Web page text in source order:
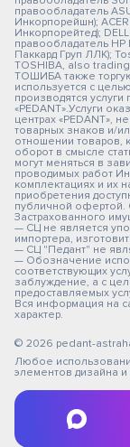
правообладатель
Инкорпорейшн);
Инкорпорейтед);
правообладатель
Паккард Груп ЛЛК);
TOSHIBA, also
ТОШИБА также
используется с
производятся
«PEDANT».Услуги
центрах «PEDANT»,
товарных знаков и/
отношении товаров,
оборот в смысле
могут меняться в
проводимых работ
комплектациях и их
приобретения
публичной офертой.
Застрахованного
— СЦ не является
импортера,
— СЦ "Педант" не
— Обозначение
соответствующих
заблуждение, а с
предоставляемых
Вся информация на
характер.
© 2026 pedant-
Любое
элементов дизайна